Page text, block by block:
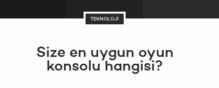
TEKNOLOJİ
Size en uygun oyun
konsolu hangisi?